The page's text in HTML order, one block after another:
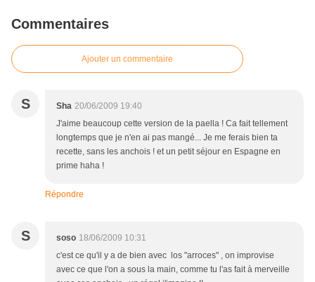
Commentaires
Ajouter un commentaire
S Sha 20/06/2009 19:40
J'aime beaucoup cette version de la paella ! Ca fait tellement
longtemps que je n'en ai pas mangé... Je me ferais bien ta
recette, sans les anchois ! et un petit séjour en Espagne en
prime haha !
Répondre
S soso 18/06/2009 10:31
c'est ce qu'il y a de bien avec los "arroces" , on improvise
avec ce que l'on a sous la main, comme tu l'as fait à merveille